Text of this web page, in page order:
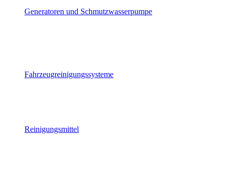
Generatoren und Schmutzwasserpumpe
Fahrzeugreinigungssysteme
Reinigungsmittel